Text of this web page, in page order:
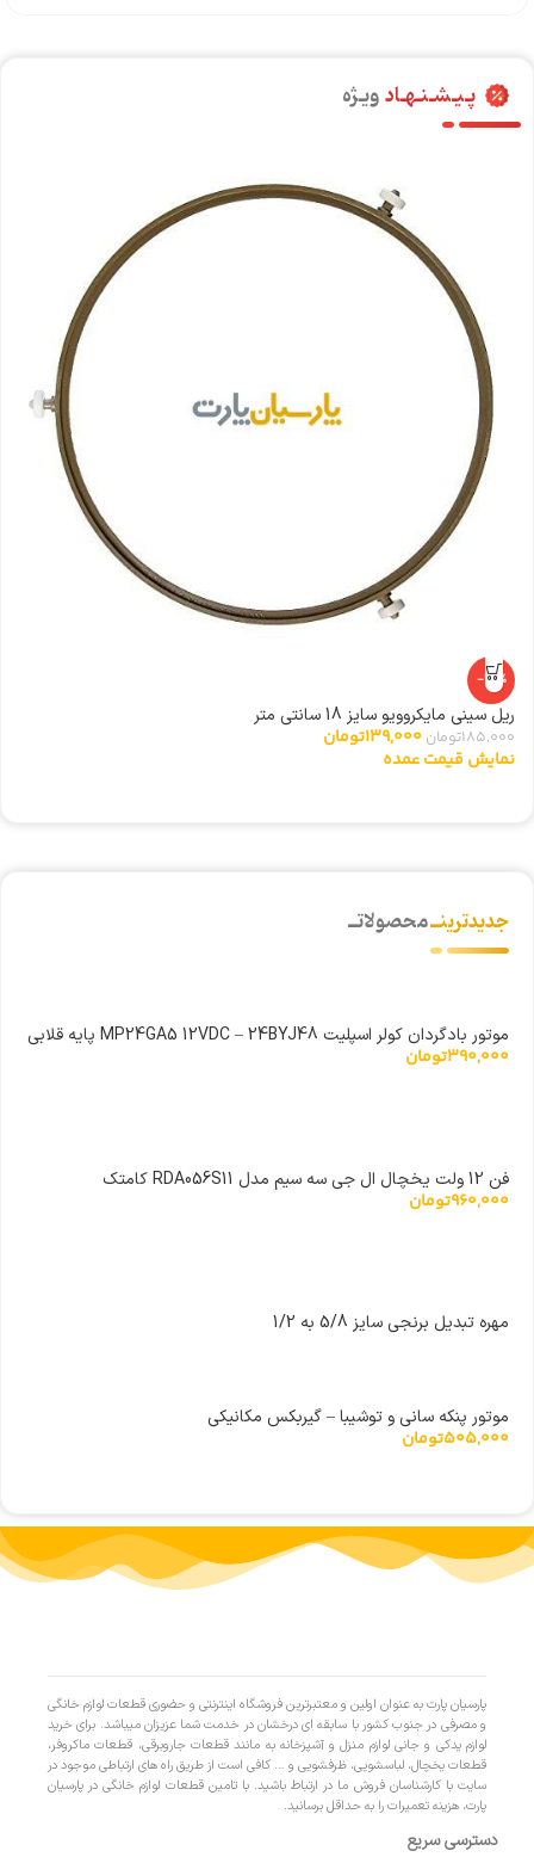
پـیـشـنـهـادویـژه
-25%
ریل سینی مایکروویو سایز 18 سانتی متر
185,000تومان 139,000تومان
نمایش قیمت عمده
جدیدترینــمحصولاتــ
موتور بادگردان کولر اسپلیت MP24GA5 12VDC – 24BYJ48 پایه قلابی
سیم کوتاه
390,000تومان
فن 12 ولت یخچال ال جی سه سیم مدل RDA056S11 کامتک
960,000تومان
مهره تبدیل برنجی سایز 5/8 به 1/2
موتور پنکه سانی و توشیبا – گیربکس مکانیکی
505,000تومان
پارسیان پارت به عنوان اولین و معتبرترین فروشگاه اینترنتی و حضوری قطعات لوازم خانگی
و مصرفی در جنوب کشور با سابقه ای درخشان در خدمت شما عزیزان میباشد. برای خرید
لوازم یدکی و جانی لوازم منزل و آشپزخانه به مانند قطعات جاروبرقی، قطعات ماکروفر،
قطعات یخچال، لباسشویی، ظرفشویی و … کافی است از طریق راه های ارتباطی موجود در
سایت با کارشناسان فروش ما در ارتباط باشید. با تامین قطعات لوازم خانگی در پارسیان
پارت، هزینه تعمیرات را به حداقل برسانید.
دسترسی سریع